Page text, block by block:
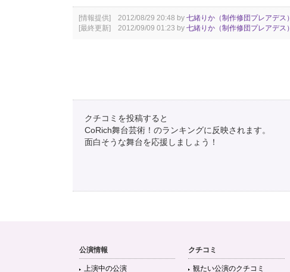
[情報提供] 2012/08/29 20:48 by 七緒りか（制作修団プレアデス）
[最終更新] 2012/09/09 01:23 by 七緒りか（制作修団プレアデス）
クチコミを投稿すると
CoRich舞台芸術！のランキングに反映されます。
面白そうな舞台を応援しましょう！
公演情報
上演中の公演
クチコミ
観たい公演のクチコミ